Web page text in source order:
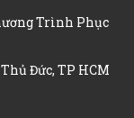
Trình Phục
Đức, TP HCM